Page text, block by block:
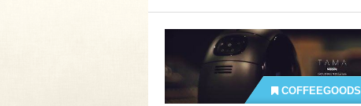
COFFEEGOODS